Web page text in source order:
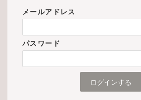
メールアドレス
パスワード